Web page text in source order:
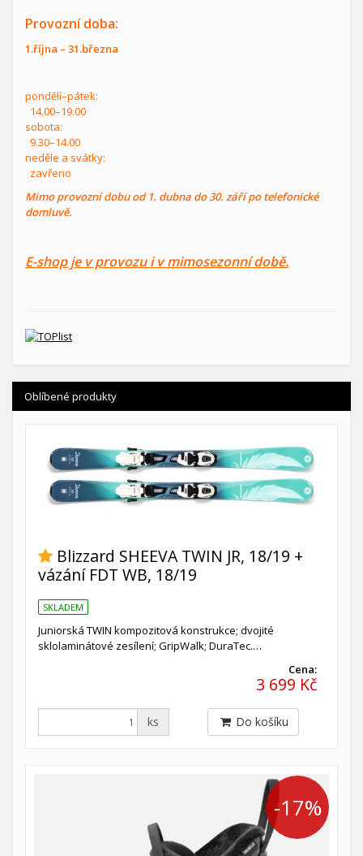
Provozní doba:
1.října – 31.března
pondělí–pátek:
14.00–19.00
sobota:
9.30–14.00
neděle a svátky:
zavřeno
Mimo provozní dobu od 1. dubna do 30. září po telefonické
domluvě.
E-shop je v provozu i v mimosezonní době.
Oblíbené produkty
Blizzard SHEEVA TWIN JR, 18/19 +
vázání FDT WB, 18/19
SKLADEM
Juniorská TWIN kompozitová konstrukce; dvojité
sklolaminátové zesílení; GripWalk; DuraTec.…
Cena:
3 699 Kč
ks Do košíku
-17%